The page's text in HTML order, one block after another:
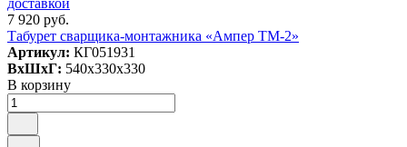
7 920 руб.
Табурет сварщика-монтажника «Ампер ТМ-2»
Артикул: КГ051931
ВxШxГ: 540x330x330
В корзину